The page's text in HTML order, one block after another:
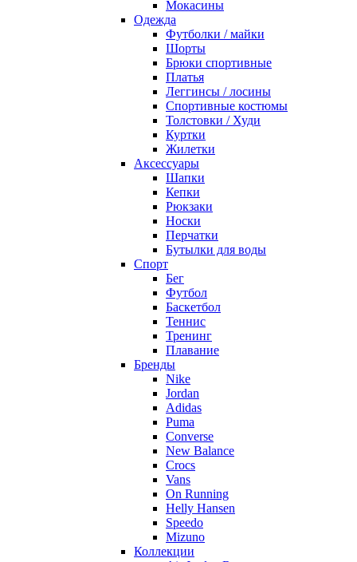
Мокасины
Одежда
Футболки / майки
Шорты
Брюки спортивные
Платья
Леггинсы / лосины
Спортивные костюмы
Толстовки / Худи
Куртки
Жилетки
Аксессуары
Шапки
Кепки
Рюкзаки
Носки
Перчатки
Бутылки для воды
Спорт
Бег
Футбол
Баскетбол
Теннис
Тренинг
Плавание
Бренды
Nike
Jordan
Adidas
Puma
Converse
New Balance
Crocs
Vans
On Running
Helly Hansen
Speedo
Mizuno
Коллекции